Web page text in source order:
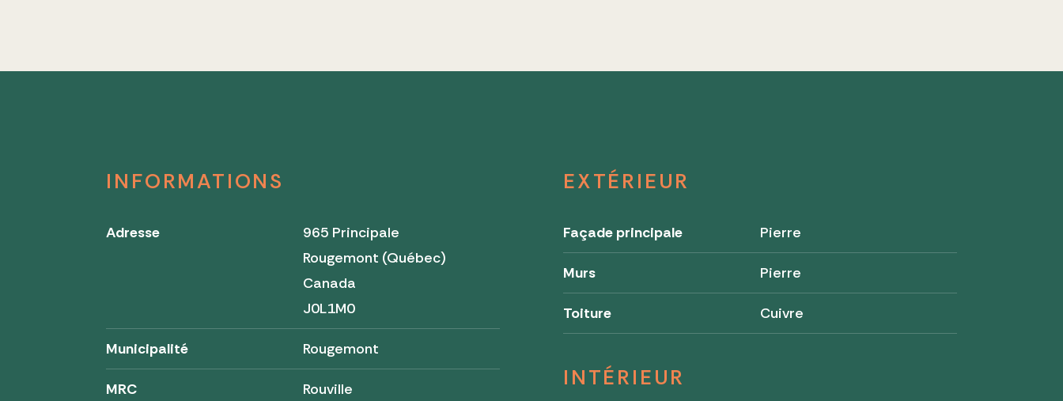
INFORMATIONS
Adresse
965 Principale
Rougemont (Québec)
Canada
J0L1M0
Municipalité Rougemont
MRC Rouville
EXTÉRIEUR
Façade principale Pierre
Murs Pierre
Toiture Cuivre
INTÉRIEUR